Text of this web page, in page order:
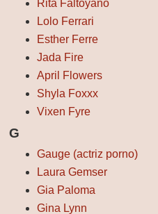
Rita Faltoyano
Lolo Ferrari
Esther Ferre
Jada Fire
April Flowers
Shyla Foxxx
Vixen Fyre
G
Gauge (actriz porno)
Laura Gemser
Gia Paloma
Gina Lynn